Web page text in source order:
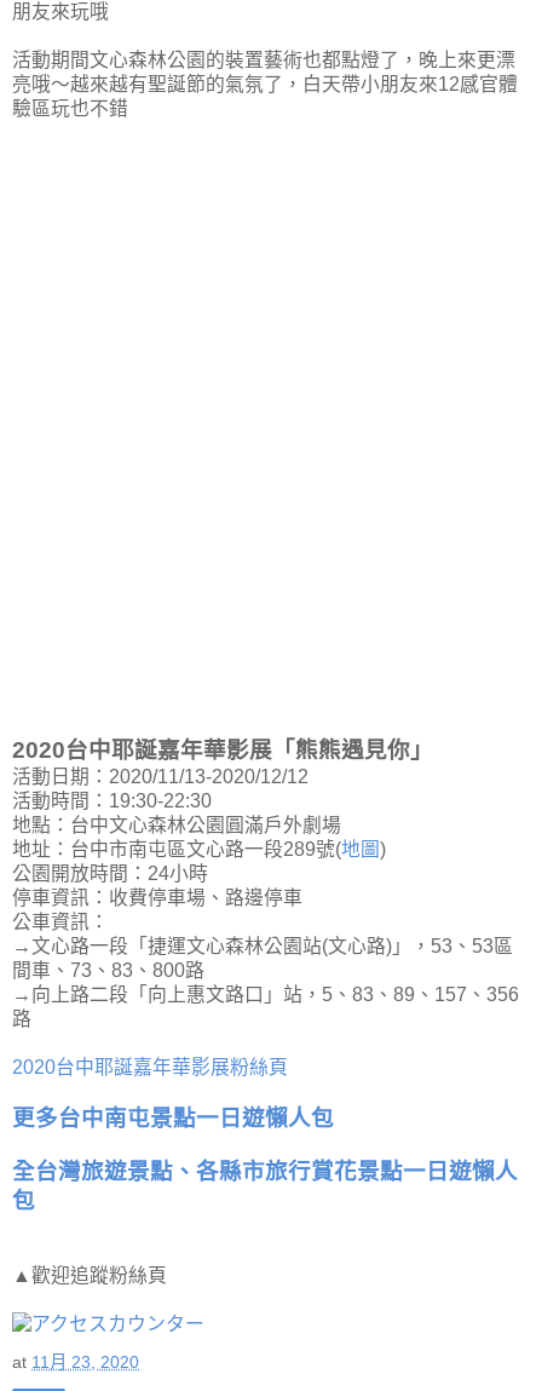
朋友來玩哦
活動期間文心森林公園的裝置藝術也都點燈了，晚上來更漂
亮哦～越來越有聖誕節的氣氛了，白天帶小朋友來12感官體
驗區玩也不錯
2020台中耶誕嘉年華影展「熊熊遇見你」
活動日期：2020/11/13-2020/12/12
活動時間：19:30-22:30
地點：台中文心森林公園圓滿戶外劇場
地址：台中市南屯區文心路一段289號(地圖)
公園開放時間：24小時
停車資訊：收費停車場、路邊停車
公車資訊：
→文心路一段「捷運文心森林公園站(文心路)」，53、53區
間車、73、83、800路
→向上路二段「向上惠文路口」站，5、83、89、157、356
路
2020台中耶誕嘉年華影展粉絲頁
更多台中南屯景點一日遊懶人包
全台灣旅遊景點、各縣市旅行賞花景點一日遊懶人
包
▲歡迎追蹤粉絲頁
at 11月 23, 2020